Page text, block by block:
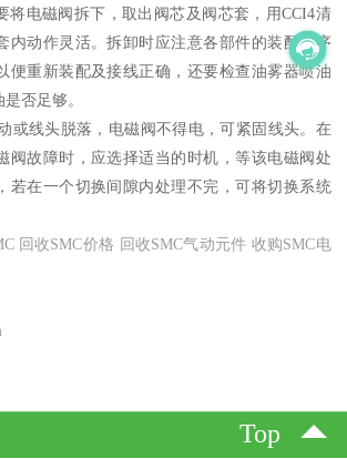
将电磁阀拆下，取出阀芯及阀芯套，用CCI4清
内动作灵活。拆卸时应注意各部件的装配顺序
便重新装配及接线正确，还要检查油雾器喷油
否足够。
或线头脱落，电磁阀不得电，可紧固线头。在
阀故障时，应选择适当的时机，等该电磁阀处
若在一个切换间隙内处理不完，可将切换系统
回收SMC价格 回收SMC气动元件 收购SMC电
Top